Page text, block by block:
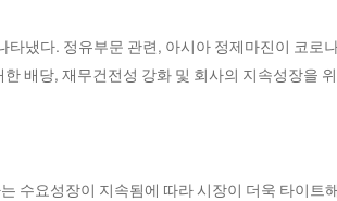
냈다. 정유부문 관련, 아시아 정제마진이 코로
배당, 재무건전성 강화 및 회사의 지속성장을
수요성장이 지속됨에 따라 시장이 더욱 타이